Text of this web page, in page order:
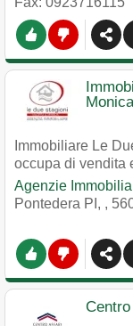
Monica
Immobiliare Le
occupa di vendita
Agenzie
Pontedera PI, ,